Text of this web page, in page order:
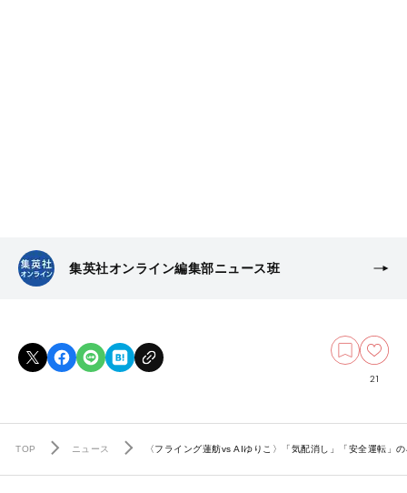
集英社オンライン編集部ニュース班
21
TOP ニュース 〈フライング蓮舫vs AIゆりこ〉「気配消し」「安全運転」